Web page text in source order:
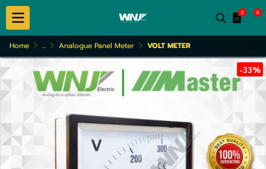
0 0
Home ... Analogue Panel Meter VOLT METER
-33%